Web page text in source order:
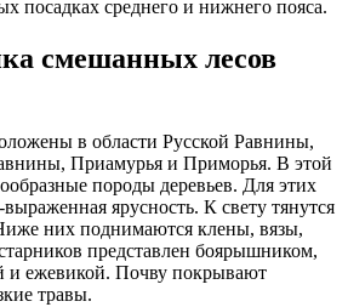
посадках среднего и нижнего пояса.
смешанных лесов
в области Русской Равнины,
Приамурья и Приморья. В этой
породы деревьев. Для этих
выраженная ярусность. К свету тянутся
них поднимаются клены, вязы,
представлен боярышником,
ежевикой. Почву покрывают
травы.